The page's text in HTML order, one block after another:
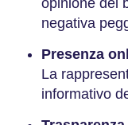
opinione del
negativa
Presenza
La
informativo